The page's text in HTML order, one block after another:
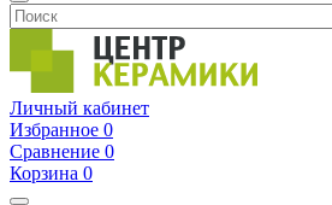
Личный кабинет
Избранное 0
Сравнение 0
Корзина 0